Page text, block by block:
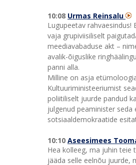
10:08 Urmas Reinsalu
Lugupeetav
vaja grupiviisiliselt
meediavabaduse akt –
avalik-õiguslike
panni alla.
Milline on asja
Kultuuriministeeriumist
poliitiliselt juurde pandud
julgenud peaminister
sotsiaaldemokraatide
10:10 Aseesimees
Hea kolleeg, ma juhin teie
jääda selle eelnõu juurde,